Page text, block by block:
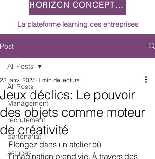
HORIZON CONCEPT 2.0
La plateforme learning des entreprises
Post
All Posts
Management
recrutement
partenariat
astuces
All Posts
Jeux déclics: Le pouvoir
des objets comme moteur
de créativité
23 janv. 2025 1 min de lecture
Plongez dans un atelier où
l’imagination prend vie. À travers des